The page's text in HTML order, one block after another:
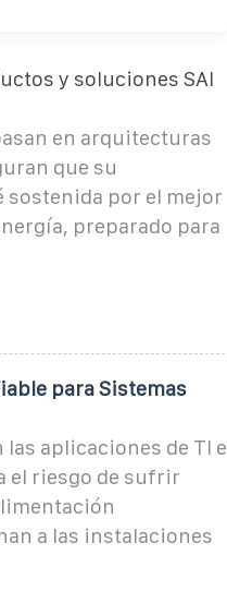
y soluciones SAI
en arquitecturas
que su
por el mejor
preparado para
para Sistemas
aplicaciones de TI e
el riesgo de sufrir
a las instalaciones